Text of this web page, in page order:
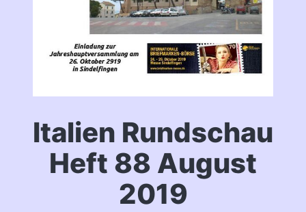
Italien Rundschau
Heft 88 August
2019